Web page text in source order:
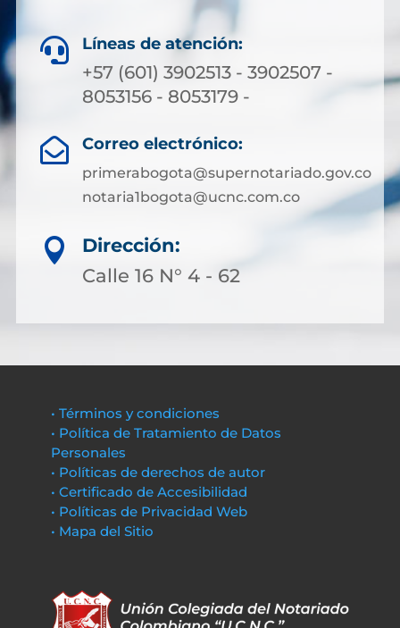
 Líneas de atención:
+57 (601) 3902513 - 3902507 -
8053156 - 8053179 -
 Correo electrónico:
primerabogota@supernotariado.gov.co
notaria1bogota@ucnc.com.co

Dirección:
Calle 16 N° 4 - 62
• Términos y condiciones
• Política de Tratamiento de Datos
Personales
• Políticas de derechos de autor
• Certificado de Accesibilidad
• Políticas de Privacidad Web
• Mapa del Sitio